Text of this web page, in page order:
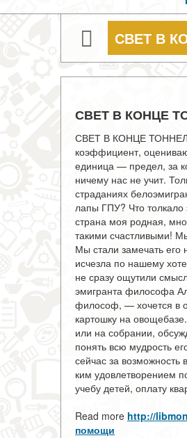
СВЕТ В
СВЕТ В КОНЦЕ
СВЕТ В КОНЦЕ
коэффициент,
единица — предел, за
ничему нас не учит.
страданиях
лапы ГПУ? Что толкало
страна моя род­ная,
такими сча­стливыми!
Мы стали замечать его
исчезла по нашему
не сразу ощутили
эмигранта философа
философ, — хочется в
кар­тошку на
или на собрании,
понять всю мудрость
сейчас за
ким удовлетворением
учебу детей, оп­лату
Read more http://
помощи